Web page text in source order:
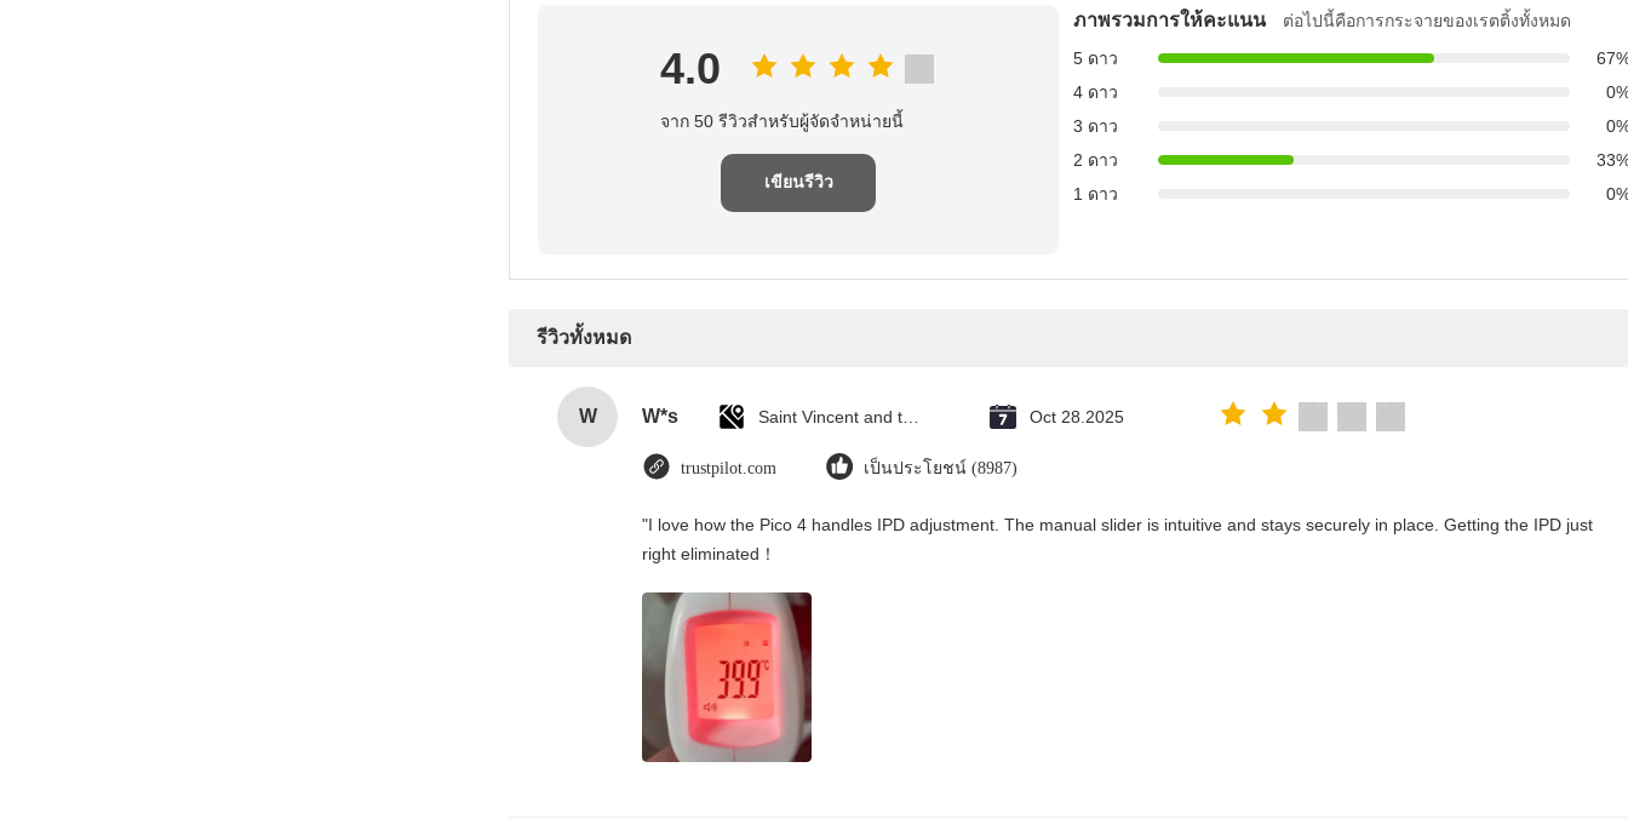
4.0
จาก 50 รีวิวสําหรับผู้จัดจําหน่ายนี้
เขียนรีวิว
ภาพรวมการให้คะแนน
ต่อไปนี้คือการกระจายของเรตติ้งทั้งหมด
5 ดาว
4 ดาว
3 ดาว
2 ดาว
1 ดาว
รีวิวทั้งหมด
W W*s Oct 28.2025
trustpilot.com เป็นประโยชน์ (8987)
"I love how the Pico 4 handles IPD adjustment. The manual slider is intuitive and stays securely in place. Getting the IPD just
right eliminated！